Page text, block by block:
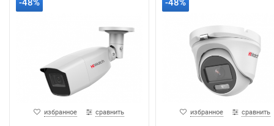
-48%
избранное сравнить
-48%
избранное сравнить